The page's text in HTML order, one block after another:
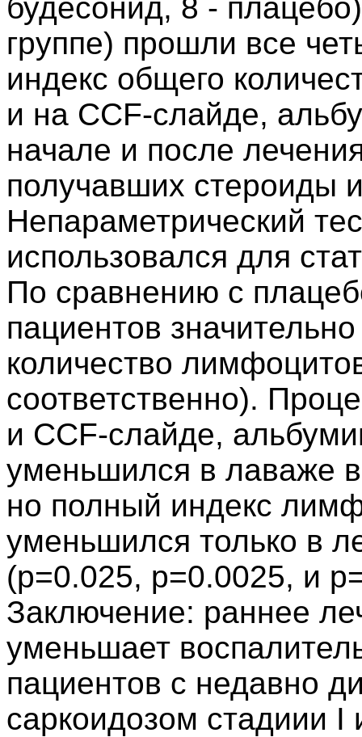
будесонид, 8 -
группе) прошли все
индекс общего
и на CCF-слайде,
начале и после
получавших стероиды
Непараметрический
использовался для
По сравнению с
пациентов
количество
соответственно).
и CCF-слайде,
уменьшился в лаваже
но полный индекс
уменьшился только в
(p=0.025, p=0.0025, и
Заключение: раннее
уменьшает
пациентов с недавно
саркоидозом стадиии I